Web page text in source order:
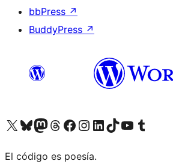
bbPress ↗
BuddyPress ↗
Visita nuestra cuenta de X (anteriormente Twitter)
Visita nuestra cuenta de Bluesky
Visita nuestra cuenta de Mastodon
Visita nuestra cuenta de Threads
Visita nuestra página de Facebook
Visita nuestra cuenta de Instagram
Visita nuestra cuenta de LinkedIn
Visita nuestra cuenta de TikTok
Visita nuestro canal de YouTube
Visita nuestra cuenta de Tumblr
El código es poesía.